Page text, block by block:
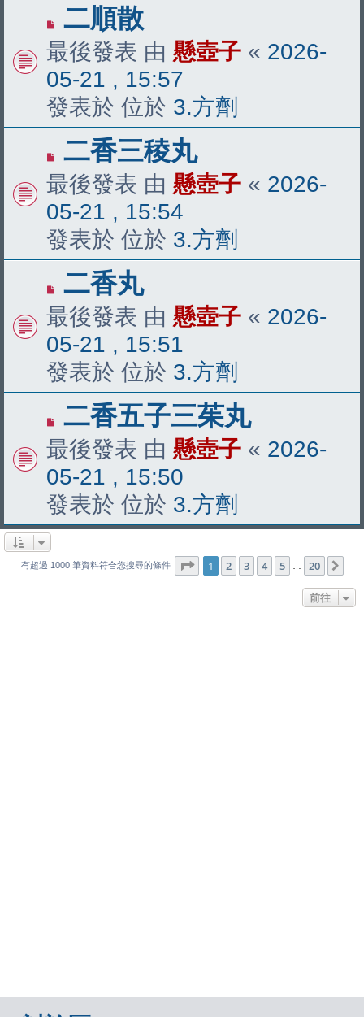
有
新
文
章
二順散
最後發表 由 懸壺子 « 2026-
05-21 , 15:57
發表於 位於 3.方劑
有
新
文
章
二香三稜丸
最後發表 由 懸壺子 « 2026-
05-21 , 15:54
發表於 位於 3.方劑
有
新
文
章
二香丸
最後發表 由 懸壺子 « 2026-
05-21 , 15:51
發表於 位於 3.方劑
有
新
文
章
二香五子三茱丸
最後發表 由 懸壺子 « 2026-
05-21 , 15:50
發表於 位於 3.方劑
有超過 1000 筆資料符合您搜尋的條件 第 1 頁 (共20 頁)
1 2 3 4 5 20
前往